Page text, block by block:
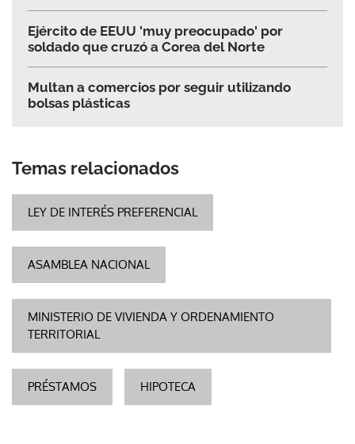
Ejército de EEUU 'muy preocupado' por
soldado que cruzó a Corea del Norte
Multan a comercios por seguir utilizando
bolsas plásticas
Temas relacionados
LEY DE INTERÉS PREFERENCIAL
ASAMBLEA NACIONAL
MINISTERIO DE VIVIENDA Y ORDENAMIENTO
TERRITORIAL
PRÉSTAMOS HIPOTECA